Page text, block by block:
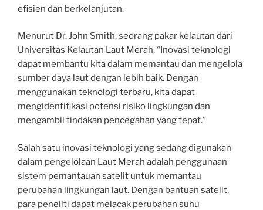
efisien dan berkelanjutan.
Menurut Dr. John Smith, seorang pakar kelautan dari
Universitas Kelautan Laut Merah, “Inovasi teknologi
dapat membantu kita dalam memantau dan mengelola
sumber daya laut dengan lebih baik. Dengan
menggunakan teknologi terbaru, kita dapat
mengidentifikasi potensi risiko lingkungan dan
mengambil tindakan pencegahan yang tepat.”
Salah satu inovasi teknologi yang sedang digunakan
dalam pengelolaan Laut Merah adalah penggunaan
sistem pemantauan satelit untuk memantau
perubahan lingkungan laut. Dengan bantuan satelit,
para peneliti dapat melacak perubahan suhu